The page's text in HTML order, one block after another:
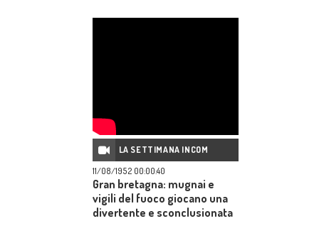
imparato a governare il
LA SETTIMANA INCOM
11/08/1952 00:00:40
Gran bretagna: mugnai e
vigili del fuoco giocano una
divertente e sconclusionata